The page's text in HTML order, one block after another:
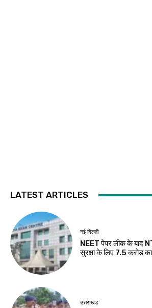
LATEST ARTICLES
नई दिल्ली
NEET पेपर लीक के बाद
सुरक्षा के लिए ₹7.5 करोड़
उत्तराखंड